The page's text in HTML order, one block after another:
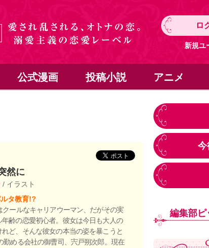
ロ
新規ユ
公式漫画 投稿小説 アニメ
然に
/ イラスト
タ教育!?
ールなキャリアウーマン、だがその実
齢の恋愛初心者。彼女は今日も大人の
ど、そんな彼女の本当の姿を暴こうと
勤める会社の御曹司、宍戸朔次郎。現在
今
編集部ピ